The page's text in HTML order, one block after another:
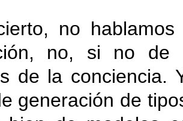
no
no, si no de
de la conciencia.
generación de